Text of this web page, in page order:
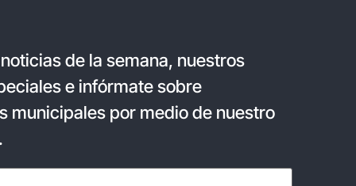
de la semana, nuestros
e infórmate sobre
municipales por medio de nuestro